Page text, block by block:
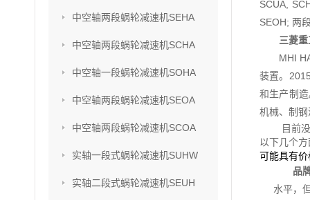
中空轴两段蜗轮减速机SEHA
中空轴两段蜗轮减速机SCHA
中空轴一段蜗轮减速机SOHA
中空轴两段蜗轮减速机SEOA
中空轴两段蜗轮减速机SCOA
实轴一段式蜗轮减速机SUHW
实轴二段式蜗轮减速机SEUH
SCUA,
SEOH; 两
三菱
MHI
装置。
和生产制
机械、制
目前
以下几个
可能具有
品
水平，